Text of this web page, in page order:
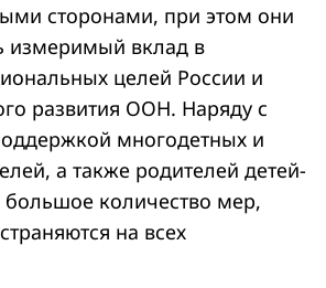
сторонами, при этом они
измеримый вклад в
целей России и
развития ООН. Наряду с
многодетных и
а также родителей детей-
большое количество мер,
на всех